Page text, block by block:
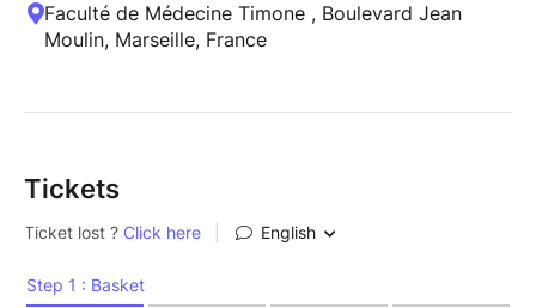
Faculté de Médecine Timone , Boulevard Jean
Moulin, Marseille, France
Tickets